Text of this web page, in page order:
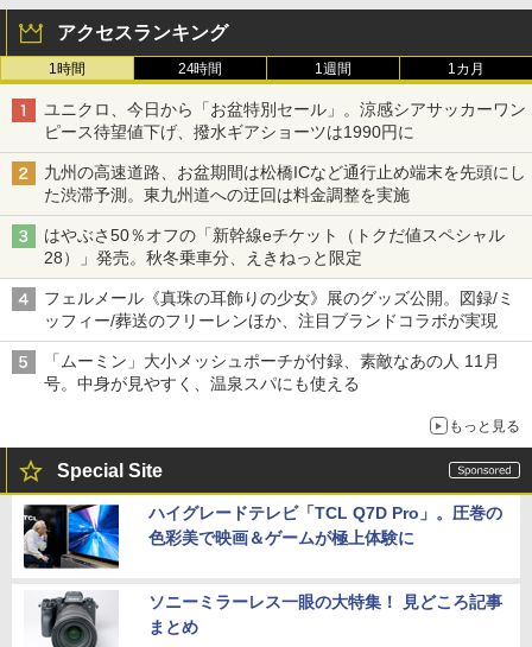
アクセスランキング
1時間 24時間 1週間 1カ月
ユニクロ、今日から「お盆特別セール」。涼感シアサッカーワン
ピース待望値下げ、撥水ギアショーツは1990円に
九州の高速道路、お盆期間は松橋ICなど通行止め端末を先頭にし
た渋滞予測。東九州道への迂回は料金調整を実施
はやぶさ50％オフの「新幹線eチケット（トクだ値スペシャル
28）」発売。秋冬乗車分、えきねっと限定
フェルメール《真珠の耳飾りの少女》展のグッズ公開。図録/ミ
ッフィー/葬送のフリーレンほか、注目ブランドコラボが実現
「ムーミン」大小メッシュポーチが付録、素敵なあの人 11月
号。中身が見やすく、温泉スパにも使える
もっと見る
Special Site
ハイグレードテレビ「TCL Q7D Pro」。圧巻の
色彩美で映画＆ゲームが極上体験に
ソニーミラーレス一眼の大特集！ 見どころ記事
まとめ